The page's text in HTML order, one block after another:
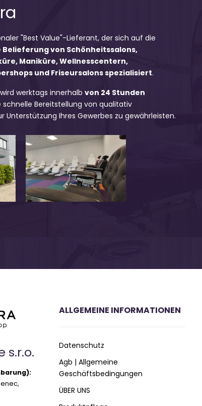
"Best Value"-Lieferant, der sich auf die
von Schönheitssalons,
Maniküre, Wellnesscentern,
und Friseursalons spezialisiert.
werktags innerhalbvon 24 Stunden
Bereitstellung von qualitativ
Unterstützung Ihres Gewerbes zu gewährleisten.
s.r.o.
ALLGEMEINE INFORMATIONEN
Datenschutz
Agb | Allgemeine
Geschäftsbedingungen
ÜBER UNS